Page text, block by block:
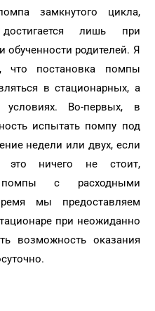
замкнутого цикла,
лишь при
родителей. Я
что постановка помпы
в стационарных, а
Во-первых, в
испытать помпу под
недели или двух, если
это ничего не стоит,
с расходными
мы предоставляем
при неожиданно
возможность оказания